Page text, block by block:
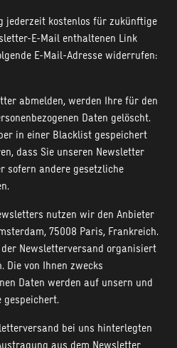
jederzeit kostenlos für zukünftige
E-Mail enthaltenen Link
E-Mail-Adresse widerrufen:
abmelden, werden Ihre für den
Daten gelöscht.
in einer Blacklist gespeichert
dass Sie unseren Newsletter
sofern andere gesetzliche
nutzen wir den Anbieter
75008 Paris, Frankreich.
Newsletterversand organisiert
Die von Ihnen zwecks
Daten werden auf unsern und
gespeichert.
bei uns hinterlegten
aus dem Newsletter